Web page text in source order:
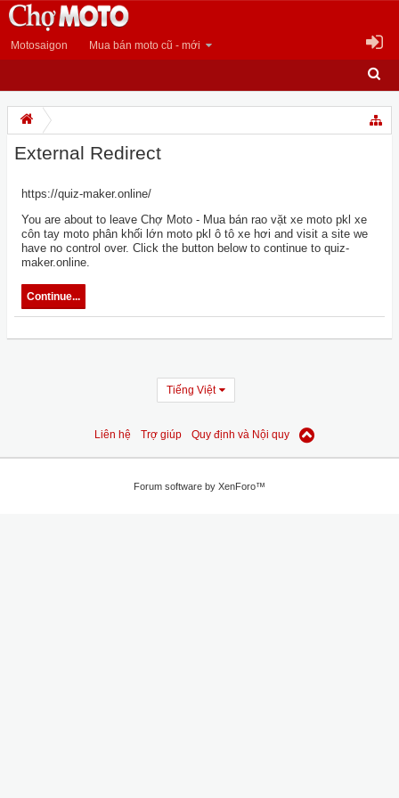
Motosaigon Mua bán moto cũ - mới
External Redirect
https://quiz-maker.online/
You are about to leave Chợ Moto - Mua bán rao vặt xe moto pkl xe
côn tay moto phân khối lớn moto pkl ô tô xe hơi and visit a site we
have no control over. Click the button below to continue to quiz-
maker.online.
Continue...
Tiếng Việt
Liên hệ Trợ giúp Quy định và Nội quy
Forum software by XenForo™